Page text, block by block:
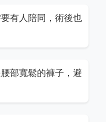
有人陪同，術後也
部寬鬆的褲子，避